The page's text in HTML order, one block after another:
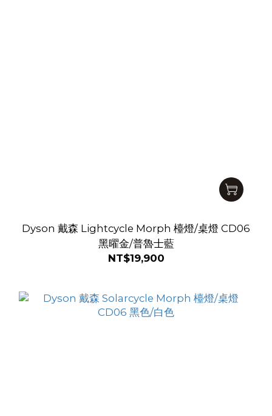
Dyson 戴森 Lightcycle Morph 檯燈/桌燈 CD06
黑曜金/普魯士藍
NT$19,900